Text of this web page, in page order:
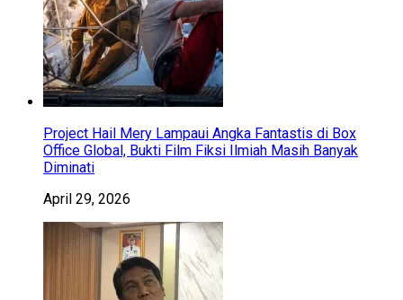
Project Hail Mery Lampaui Angka Fantastis di Box
Office Global, Bukti Film Fiksi Ilmiah Masih Banyak
Diminati
April 29, 2026